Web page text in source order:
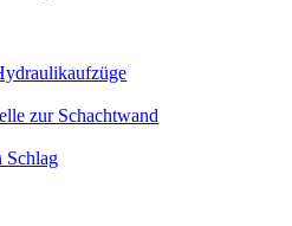
zur Schachtwand
Schlag